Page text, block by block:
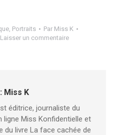
, Portraits Par Miss K
Laisser un commentaire
Miss K
éditrice, journaliste du
ligne Miss Konfidentielle et
du livre La face cachée de